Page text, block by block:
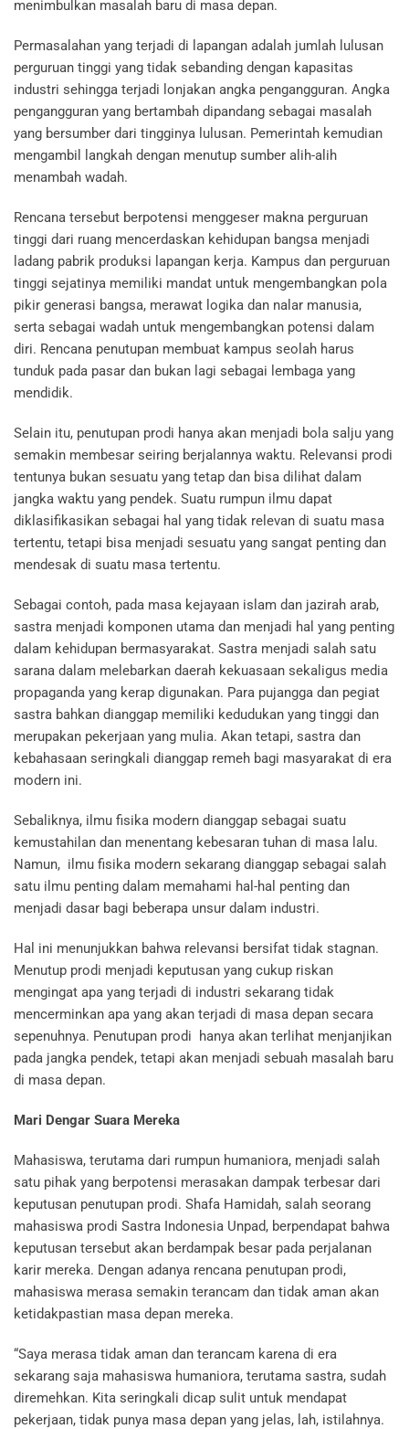
menimbulkan masalah baru di masa depan.
Permasalahan yang terjadi di lapangan adalah jumlah lulusan
perguruan tinggi yang tidak sebanding dengan kapasitas
industri sehingga terjadi lonjakan angka pengangguran. Angka
pengangguran yang bertambah dipandang sebagai masalah
yang bersumber dari tingginya lulusan. Pemerintah kemudian
mengambil langkah dengan menutup sumber alih-alih
menambah wadah.
Rencana tersebut berpotensi menggeser makna perguruan
tinggi dari ruang mencerdaskan kehidupan bangsa menjadi
ladang pabrik produksi lapangan kerja. Kampus dan perguruan
tinggi sejatinya memiliki mandat untuk mengembangkan pola
pikir generasi bangsa, merawat logika dan nalar manusia,
serta sebagai wadah untuk mengembangkan potensi dalam
diri. Rencana penutupan membuat kampus seolah harus
tunduk pada pasar dan bukan lagi sebagai lembaga yang
mendidik.
Selain itu, penutupan prodi hanya akan menjadi bola salju yang
semakin membesar seiring berjalannya waktu. Relevansi prodi
tentunya bukan sesuatu yang tetap dan bisa dilihat dalam
jangka waktu yang pendek. Suatu rumpun ilmu dapat
diklasifikasikan sebagai hal yang tidak relevan di suatu masa
tertentu, tetapi bisa menjadi sesuatu yang sangat penting dan
mendesak di suatu masa tertentu.
Sebagai contoh, pada masa kejayaan islam dan jazirah arab,
sastra menjadi komponen utama dan menjadi hal yang penting
dalam kehidupan bermasyarakat. Sastra menjadi salah satu
sarana dalam melebarkan daerah kekuasaan sekaligus media
propaganda yang kerap digunakan. Para pujangga dan pegiat
sastra bahkan dianggap memiliki kedudukan yang tinggi dan
merupakan pekerjaan yang mulia. Akan tetapi, sastra dan
kebahasaan seringkali dianggap remeh bagi masyarakat di era
modern ini.
Sebaliknya, ilmu fisika modern dianggap sebagai suatu
kemustahilan dan menentang kebesaran tuhan di masa lalu.
Namun, ilmu fisika modern sekarang dianggap sebagai salah
satu ilmu penting dalam memahami hal-hal penting dan
menjadi dasar bagi beberapa unsur dalam industri.
Hal ini menunjukkan bahwa relevansi bersifat tidak stagnan.
Menutup prodi menjadi keputusan yang cukup riskan
mengingat apa yang terjadi di industri sekarang tidak
mencerminkan apa yang akan terjadi di masa depan secara
sepenuhnya. Penutupan prodi hanya akan terlihat menjanjikan
pada jangka pendek, tetapi akan menjadi sebuah masalah baru
di masa depan.
Mari Dengar Suara Mereka
Mahasiswa, terutama dari rumpun humaniora, menjadi salah
satu pihak yang berpotensi merasakan dampak terbesar dari
keputusan penutupan prodi. Shafa Hamidah, salah seorang
mahasiswa prodi Sastra Indonesia Unpad, berpendapat bahwa
keputusan tersebut akan berdampak besar pada perjalanan
karir mereka. Dengan adanya rencana penutupan prodi,
mahasiswa merasa semakin terancam dan tidak aman akan
ketidakpastian masa depan mereka.
“Saya merasa tidak aman dan terancam karena di era
sekarang saja mahasiswa humaniora, terutama sastra, sudah
diremehkan. Kita seringkali dicap sulit untuk mendapat
pekerjaan, tidak punya masa depan yang jelas, lah, istilahnya.